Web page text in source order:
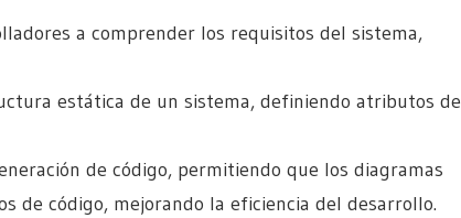
a comprender los requisitos del sistema,
estática de un sistema, definiendo atributos de
de código, permitiendo que los diagramas
de código, mejorando la eficiencia del desarrollo.